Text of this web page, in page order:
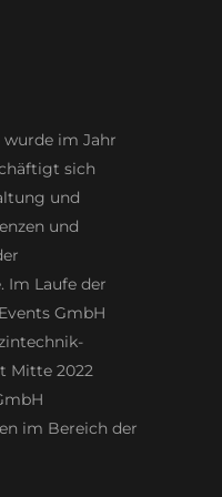
wurde im Jahr
sich
und
und
Im Laufe der
GmbH
Mitte 2022
im Bereich der